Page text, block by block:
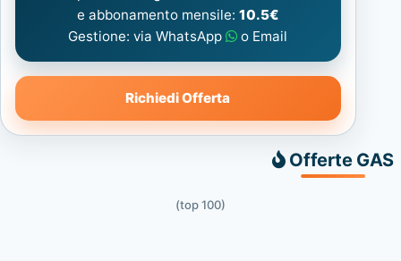
e abbonamento mensile: 10.5€
Gestione: via WhatsApp
o Email
Richiedi Offerta
Offerte GAS
(top 100)